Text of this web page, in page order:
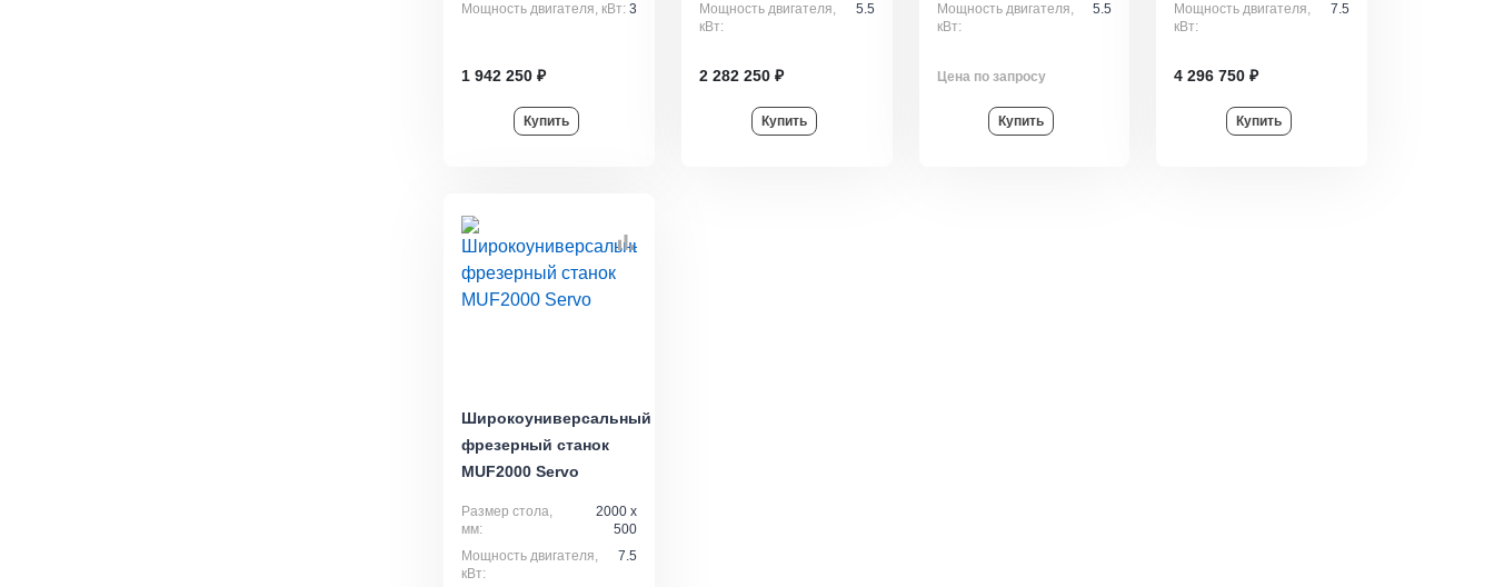
Мощность двигателя, кВт: 3
1 942 250 ₽
Купить
Мощность двигателя,
кВт:
5.5
2 282 250 ₽
Купить
Мощность двигателя,
кВт:
5.5
Цена по запросу
Купить
Мощность двигателя,
кВт:
7.5
4 296 750 ₽
Купить
Широкоуниверсальный
фрезерный станок
MUF2000 Servo
Размер стола,
мм:
2000 х
500
Мощность двигателя,
кВт:
7.5